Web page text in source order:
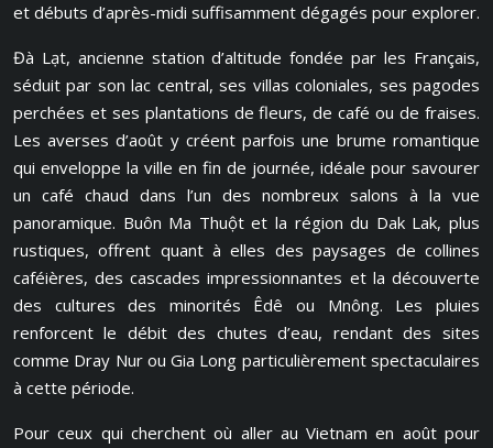
et débuts d’après-midi suffisamment dégagés pour explorer.
Đà Lạt, ancienne station d’altitude fondée par les Français,
séduit par son lac central, ses villas coloniales, ses pagodes
perchées et ses plantations de fleurs, de café ou de fraises.
Les averses d’août y créent parfois une brume romantique
qui enveloppe la ville en fin de journée, idéale pour savourer
un café chaud dans l’un des nombreux salons à la vue
panoramique. Buôn Ma Thuột et la région du Dak Lak, plus
rustiques, offrent quant à elles des paysages de collines
caféières, des cascades impressionnantes et la découverte
des cultures des minorités Êdê ou Mnông. Les pluies
renforcent le débit des chutes d’eau, rendant des sites
comme Dray Nur ou Gia Long particulièrement spectaculaires
à cette période.
Pour ceux qui cherchent où aller au Vietnam en août pour